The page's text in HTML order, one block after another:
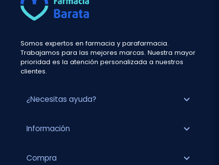
Somos expertos en farmacia y parafarmacia.
Trabajamos para las mejores marcas. Nuestra mayor
prioridad es la atención personalizada a nuestros
clientes.
¿Necesitas ayuda? expand_more
Información expand_more
Compra expand_more